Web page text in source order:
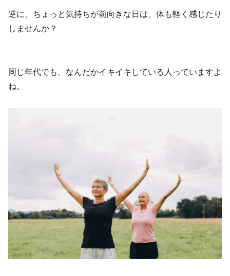
逆に、ちょっと気持ちが前向きな日は、体も軽く感じたり
しませんか？
同じ年代でも、なんだかイキイキしている人っていますよ
ね。